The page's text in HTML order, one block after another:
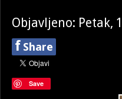
Objavljeno: Petak,
f Share
Save